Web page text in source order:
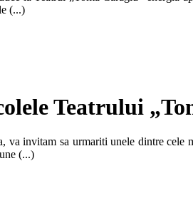
(...)
Teatrului
invitam sa urmariti unele dintre cele
(...)